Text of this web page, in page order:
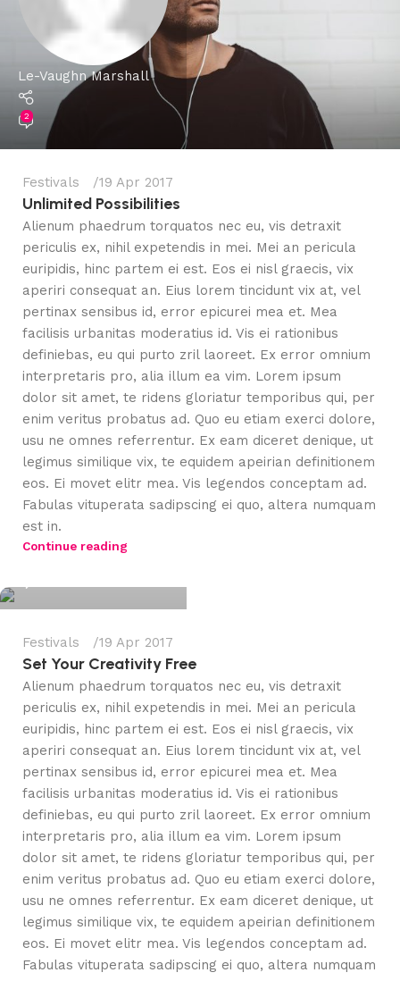
Le-Vaughn Marshall
2
Festivals 19 Apr 2017
Unlimited Possibilities
Alienum phaedrum torquatos nec eu, vis detraxit
periculis ex, nihil expetendis in mei. Mei an pericula
euripidis, hinc partem ei est. Eos ei nisl graecis, vix
aperiri consequat an. Eius lorem tincidunt vix at, vel
pertinax sensibus id, error epicurei mea et. Mea
facilisis urbanitas moderatius id. Vis ei rationibus
definiebas, eu qui purto zril laoreet. Ex error omnium
interpretaris pro, alia illum ea vim. Lorem ipsum
dolor sit amet, te ridens gloriatur temporibus qui, per
enim veritus probatus ad. Quo eu etiam exerci dolore,
usu ne omnes referrentur. Ex eam diceret denique, ut
legimus similique vix, te equidem apeirian definitionem
eos. Ei movet elitr mea. Vis legendos conceptam ad.
Fabulas vituperata sadipscing ei quo, altera numquam
est in.
Continue reading
Le-Vaughn Marshall
Festivals 19 Apr 2017
Set Your Creativity Free
Alienum phaedrum torquatos nec eu, vis detraxit
periculis ex, nihil expetendis in mei. Mei an pericula
euripidis, hinc partem ei est. Eos ei nisl graecis, vix
aperiri consequat an. Eius lorem tincidunt vix at, vel
pertinax sensibus id, error epicurei mea et. Mea
facilisis urbanitas moderatius id. Vis ei rationibus
definiebas, eu qui purto zril laoreet. Ex error omnium
interpretaris pro, alia illum ea vim. Lorem ipsum
dolor sit amet, te ridens gloriatur temporibus qui, per
enim veritus probatus ad. Quo eu etiam exerci dolore,
usu ne omnes referrentur. Ex eam diceret denique, ut
legimus similique vix, te equidem apeirian definitionem
eos. Ei movet elitr mea. Vis legendos conceptam ad.
Fabulas vituperata sadipscing ei quo, altera numquam